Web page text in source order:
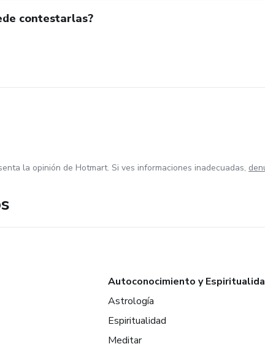
contestarlas?
la opinión de Hotmart. Si ves informaciones inadecuadas,
Autoconocimiento y
Astrología
Espiritualidad
Meditar